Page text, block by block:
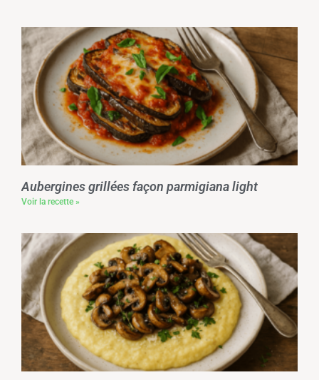
Aubergines grillées façon parmigiana light
Voir la recette »